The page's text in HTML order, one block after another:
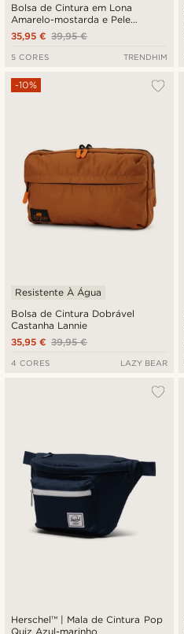
Bolsa de Cintura em Lona
Amarelo-mostarda e Pele
Castanha39,95 €
35,95 €
5 CORES TRENDHIM
Bolsa de Cintura Dobrável
Castanha Lannie
-10%
Resistente À Água
39,95 €
35,95 €
4 CORES LAZY BEAR
Herschel™ | Mala de Cintura Pop
Quiz Azul-marinho